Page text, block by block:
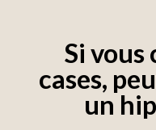
Si vous
cases,
un